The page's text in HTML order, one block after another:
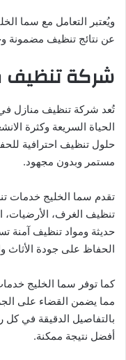
ويُعتبر التعامل مع سما
عن نتائج تنظيف مضمونة
شركة تنظيف
تُعد شركة تنظيف منازل
الحياة السريعة وكثرة
حلول تنظيف احترافية
مستمر وبدون مجهود.
تقدم سما الخليج خدمات
تنظيف الغرف، الأرضيات،
حديثة ومواد تنظيف آمنة
الحفاظ على جودة الأثاث
كما توفر سما الخليج
مما يضمن القضاء على
بالتفاصيل الدقيقة في
أفضل نتيجة ممكنة.